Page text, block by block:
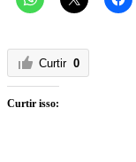
Curtir 0
Curtir isso: